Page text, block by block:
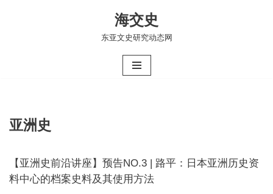
海交史
东亚文史研究动态网
亚洲史
【亚洲史前沿讲座】预告NO.3 | 路平：日本亚洲历史资
料中心的档案史料及其使用方法